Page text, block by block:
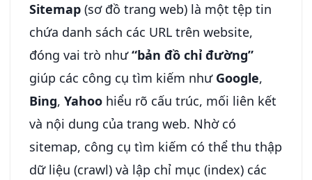
Sitemap (sơ đồ trang web) là một tệp tin
chứa danh sách các URL trên website,
đóng vai trò như“bản đồ chỉ đường”
giúp các công cụ tìm kiếm như Google,
Bing, Yahoo hiểu rõ cấu trúc, mối liên kết
và nội dung của trang web. Nhờ có
sitemap, công cụ tìm kiếm có thể thu thập
dữ liệu (crawl) và lập chỉ mục (index) các